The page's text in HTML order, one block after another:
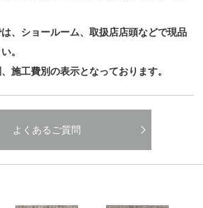
、ショールーム、取扱店店頭などで現品
。
施工費別の表示となっております。
よくあるご質問